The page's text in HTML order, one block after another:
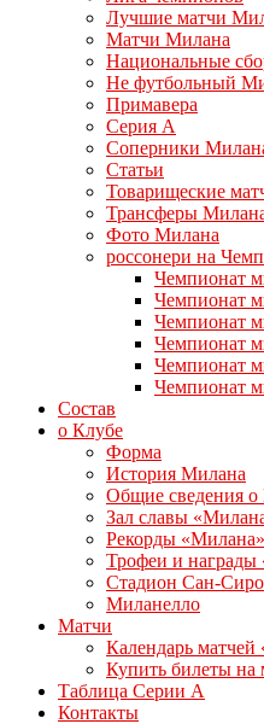
Лучшие матчи
Матчи Милана
Национальные
Не футбольный
Примавера
Серия А
Соперники
Статьи
Товарищеские
Трансферы
Фото Милана
россонери на
Чемпионат
Чемпионат
Чемпионат
Чемпионат
Чемпионат
Чемпионат
Состав
о Клубе
Форма
История Милана
Общие сведения
Зал славы
Рекорды «Милана»
Трофеи и награды
Стадион Сан-Сиро
Миланелло
Матчи
Календарь матчей
Купить билеты на
Таблица Серии А
Контакты